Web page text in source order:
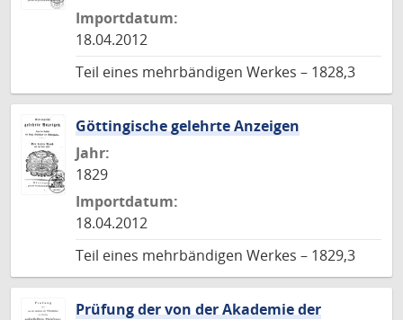
Importdatum:
18.04.2012
Teil eines mehrbändigen Werkes – 1828,3
Göttingische gelehrte Anzeigen
Jahr:
1829
Importdatum:
18.04.2012
Teil eines mehrbändigen Werkes – 1829,3
Prüfung der von der Akademie der